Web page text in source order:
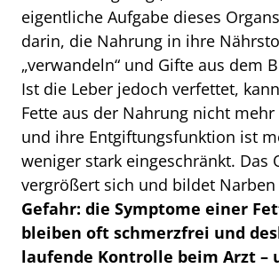
eigentliche Aufgabe dieses
darin, die Nahrung in ihre
„verwandeln“ und Gifte aus dem
Ist die Leber jedoch verfettet,
Fette aus der Nahrung nicht
und ihre Entgiftungsfunktion ist
weniger stark eingeschränkt. Das
vergrößert sich und bildet Narben
Gefahr: die Symptome einer
bleiben oft schmerzfrei und
laufende Kontrolle beim Arzt –